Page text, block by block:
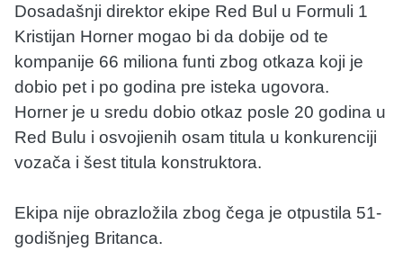
Dosadašnji direktor ekipe Red Bul u Formuli 1
Kristijan Horner mogao bi da dobije od te
kompanije 66 miliona funti zbog otkaza koji je
dobio pet i po godina pre isteka ugovora.
Horner je u sredu dobio otkaz posle 20 godina u
Red Bulu i osvojienih osam titula u konkurenciji
vozača i šest titula konstruktora.
Ekipa nije obrazložila zbog čega je otpustila 51-
godišnjeg Britanca.